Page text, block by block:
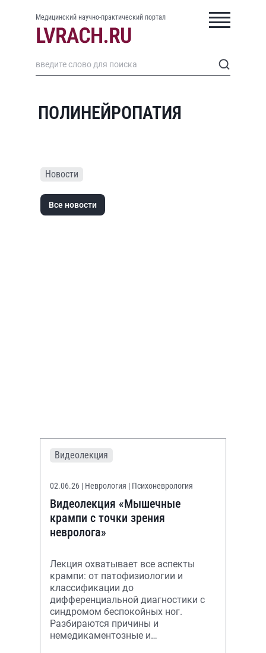
Медицинский научно-практический портал
ПОЛИНЕЙРОПАТИЯ
Новости
Все новости
Видеолекция
02.06.26 | Неврология | Психоневрология
Видеолекция «Мышечные
крампи с точки зрения
невролога»
Лекция охватывает все аспекты
крампи: от патофизиологии и
классификации до
дифференциальной диагностики с
синдромом беспокойных ног.
Разбираются причины и
немедикаментозные и